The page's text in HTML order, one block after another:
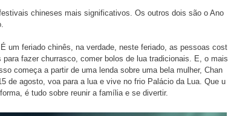
chineses mais significativos. Os outros dois são o Ano
um feriado chinês, na verdade, neste feriado, as pessoas cost
fazer churrasco, comer bolos de lua tradicionais. E, o mais
começa a partir de uma lenda sobre uma bela mulher, Chan
de agosto, voa para a lua e vive no frio Palácio da Lua. Que u
é tudo sobre reunir a família e se divertir.